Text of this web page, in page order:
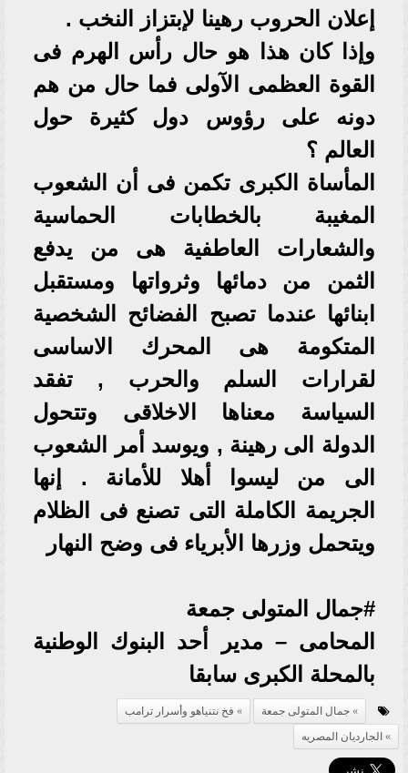
إعلان الحروب رهينا لإبتزاز النخب .
وإذا كان هذا هو حال رأس الهرم فى
القوة العظمى الآولى فما حال من هم
دونه على رؤوس دول كثيرة حول
العالم ؟
المأساة الكبرى تكمن فى أن الشعوب
المغيبة بالخطابات الحماسية
والشعارات العاطفية هى من يدفع
الثمن من دمائها وثرواتها ومستقبل
ابنائها عندما تصبح الفضائح الشخصية
المتكومة هى المحرك الاساسى
لقرارات السلم والحرب , تفقد
السياسة معناها الاخلاقى وتتحول
الدولة الى رهينة , ويوسد أمر الشعوب
الى من ليسوا أهلا للأمانة . إنها
الجريمة الكاملة التى تصنع فى الظلام
ويتحمل وزرها الأبرياء فى وضح النهار
#جمال المتولى جمعة
المحامى – مدير أحد البنوك الوطنية
بالمحلة الكبرى سابقا
جمال المتولى جمعة
فخ نتنياهو وأسرار ترامب
الجارديان المصريه